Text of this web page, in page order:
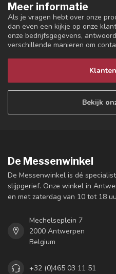
Meer informatie
Als je vragen hebt over onze
dan even een kijkje op onze
onze bedrijfsgegevens,
verschillende manieren om
Bekijk
De Messenwinkel
De Messenwinkel is dé
slijpgerief. Onze winkel in
en met zaterdag van 10 tot 18
Mechelseplein 7
2000 Antwerpen
Belgium
+32 (0)465 03 11 51